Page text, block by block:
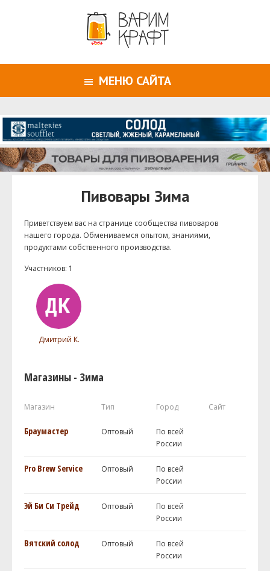
МЕНЮ САЙТА
Пивовары Зима
Приветствуем ваc на странице сообщества пивоваров
нашего города. Обмениваемся опытом, знаниями,
продуктами собственного производства.
Участников: 1
Дмитрий К.
Магазины - Зима
Магазин Тип Город Сайт
Браумастер Оптовый
По всей
России
Pro Brew Service Оптовый
По всей
России
Эй Би Си Трейд Оптовый
По всей
России
Вятский солод Оптовый
По всей
России